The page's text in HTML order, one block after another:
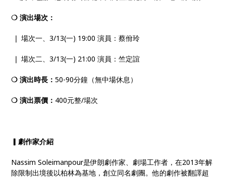
❍ 演出場次：
❘ 場次一、3/13(一) 19:00 演員：蔡佾玲
❘ 場次二、3/13(一) 21:00 演員：竺定誼
❍ 演出時長：50-90分鐘（無中場休息）
❍ 演出票價： 400元整/場次
▎劇作家介紹
Nassim Soleimanpour是伊朗劇作家、劇場工作者，在2013年解
除限制出境後以柏林為基地，創立同名劇團。他的劇作被翻譯超